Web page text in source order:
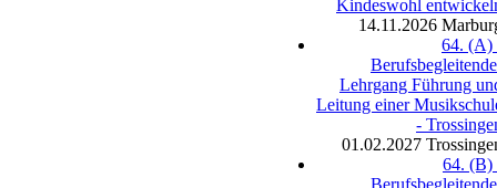
Kindeswohl
14.11.2026
64. (A)
Lehrgang Führung
Leitung einer
-
01.02.2027
64. (B)